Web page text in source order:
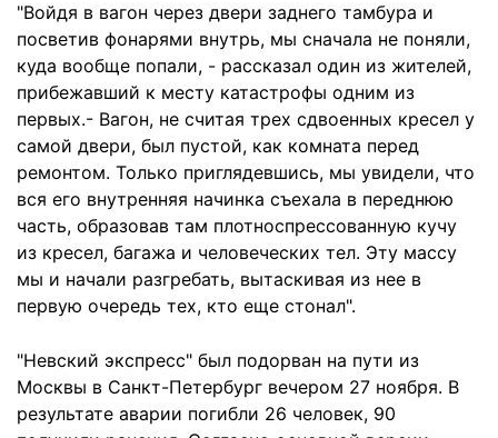
"Войдя в вагон через двери заднего тамбура и
посветив фонарями внутрь, мы сначала не поняли,
куда вообще попали, - рассказал один из жителей,
прибежавший к месту катастрофы одним из
первых.- Вагон, не считая трех сдвоенных кресел у
самой двери, был пустой, как комната перед
ремонтом. Только приглядевшись, мы увидели, что
вся его внутренняя начинка съехала в переднюю
часть, образовав там плотноспрессованную кучу
из кресел, багажа и человеческих тел. Эту массу
мы и начали разгребать, вытаскивая из нее в
первую очередь тех, кто еще стонал".
"Невский экспресс" был подорван на пути из
Москвы в Санкт-Петербург вечером 27 ноября. В
результате аварии погибли 26 человек, 90